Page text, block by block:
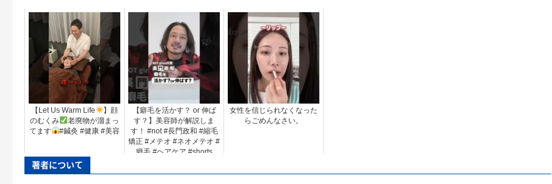
【Let Us Warm Life
】顔
のむくみ
老廃物が溜まっ
てます
#鍼灸 #健康 #美容
【癖毛を活かす？ or 伸ば
す？】美容師が解説しま
す！ #not #長門政和 #縮毛
矯正 #メテオ #ネオメテオ #
癖毛 #ヘアケア #shorts
女性を信じられなくなった
らごめんなさい。
著者について